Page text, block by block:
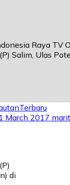
Raya TV
Salim, Ulas
Terbaru
March 2017
di